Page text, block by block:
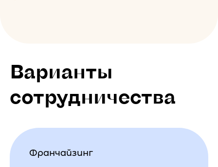
Варианты
сотрудничества
Франчайзинг